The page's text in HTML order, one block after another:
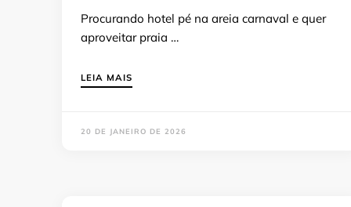
Procurando hotel pé na areia carnaval e quer
aproveitar praia …
LEIA MAIS
20 DE JANEIRO DE 2026